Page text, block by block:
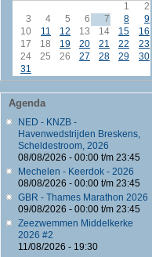
1
2
3
4 5 6 7 8
9
10
11 12 13 14 15
16
17
18 19 20 21 22
23
24
25 26 27 28 29
30
31
Agenda
NED - KNZB -
Havenwedstrijden Breskens,
Scheldestroom, 2026
08/08/2026 - 00:00t/m 23:45
Mechelen - Keerdok - 2026
08/08/2026 - 00:00t/m 23:45
GBR - Thames Marathon 2026
09/08/2026 - 00:00t/m 23:45
Zeezwemmen Middelkerke
2026 #2
11/08/2026 - 19:30